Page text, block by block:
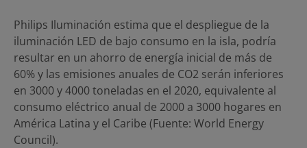
Philips Iluminación estima que el despliegue de la
iluminación LED de bajo consumo en la isla, podría
resultar en un ahorro de energía inicial de más de
60% y las emisiones anuales de CO2 serán inferiores
en 3000 y 4000 toneladas en el 2020, equivalente al
consumo eléctrico anual de 2000 a 3000 hogares en
América Latina y el Caribe (Fuente: World Energy
Council).